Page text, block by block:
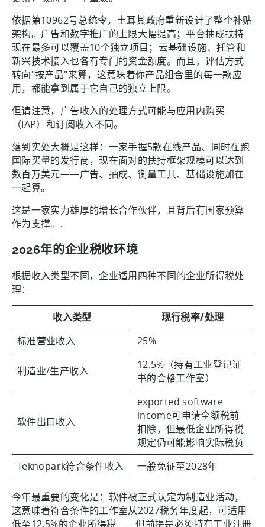
依据第10962号总统令，土耳其政府重新设计了整个补贴
架构。广告和数字推广的上限大幅提高；平台抽成扶持
现在最多可以覆盖10个独立项目；云基础设施、托管和
新兴技术接入也各有专门的资金额度。而且，评估方式
转向"按产品"来算，这意味着你产品组合里的每一款应
用，都能拿到属于它自己的独立上限。
但请注意，广告收入的处理方式可能与应用内购买
（IAP）和订阅收入不同。
落到实处大概是这样：一家手握5款在线产品、同时在跑
国际买量的发行商，现在面对的扶持框架规模可以达到
数百万美元——广告、抽成、衡量工具、基础设施加在
一起算。
这是一家实力雄厚的增长合作伙伴，且背后有国家预算
作为支撑。.
2026年的企业税收环境
根据收入类型不同，企业适用四种不同的企业所得税处
理：
收入类型
现行税率/处理
标准营业收入
25%
制造业/生产收入
12.5%（持有工业登记证
书的合格工作室）
软件出口收入
exported software
income可申请全额税前
扣除，但最低企业所得税
规定仍可能影响实际税负
Teknopark符合条件收入
一般免征至2028年
今年最重要的变化是：软件被正式认定为制造业活动，
这意味着符合条件的工作室从2027税务年度起，可适用
低至12.5%的企业所得税——但前提是必须持有工业注册